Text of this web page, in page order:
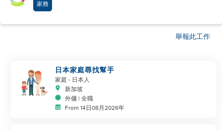
家務
舉報此工作
日本家庭尋找幫手
家庭 - 日本人
新加坡
外傭 | 全職
From 14日08月2026年